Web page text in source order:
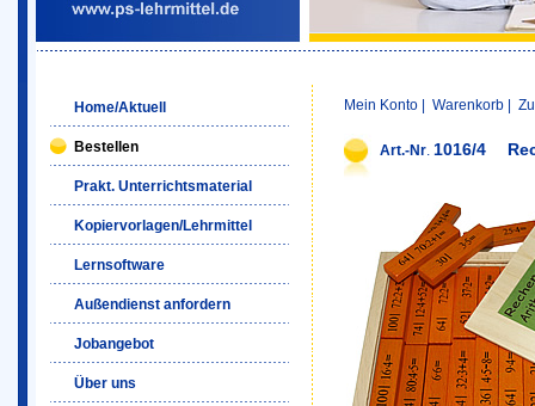
Home/Aktuell
Bestellen
Prakt. Unterrichtsmaterial
Kopiervorlagen/Lehrmittel
Lernsoftware
Außendienst anfordern
Jobangebot
Über uns
Mein Konto Warenkorb
Art.-Nr. 1016/4